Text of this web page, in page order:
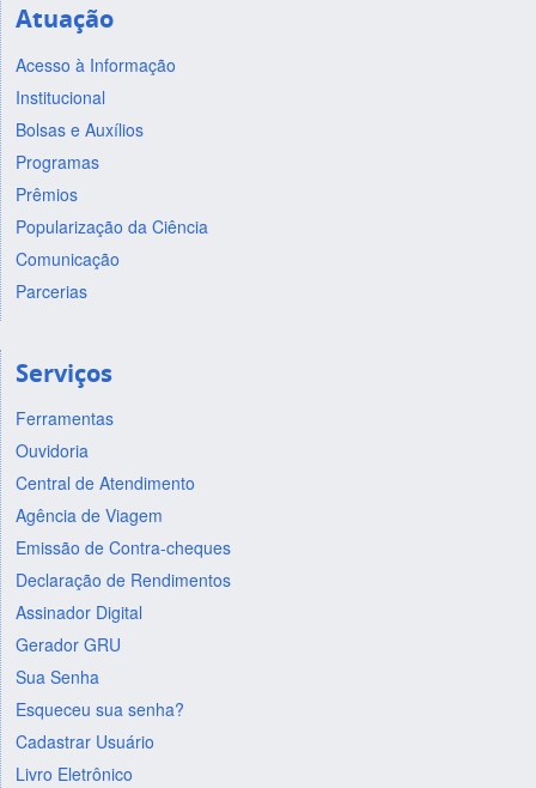
Atuação
Acesso à Informação
Institucional
Bolsas e Auxílios
Programas
Prêmios
Popularização da Ciência
Comunicação
Parcerias
Serviços
Ferramentas
Ouvidoria
Central de Atendimento
Agência de Viagem
Emissão de Contra-cheques
Declaração de Rendimentos
Assinador Digital
Gerador GRU
Sua Senha
Esqueceu sua senha?
Cadastrar Usuário
Livro Eletrônico